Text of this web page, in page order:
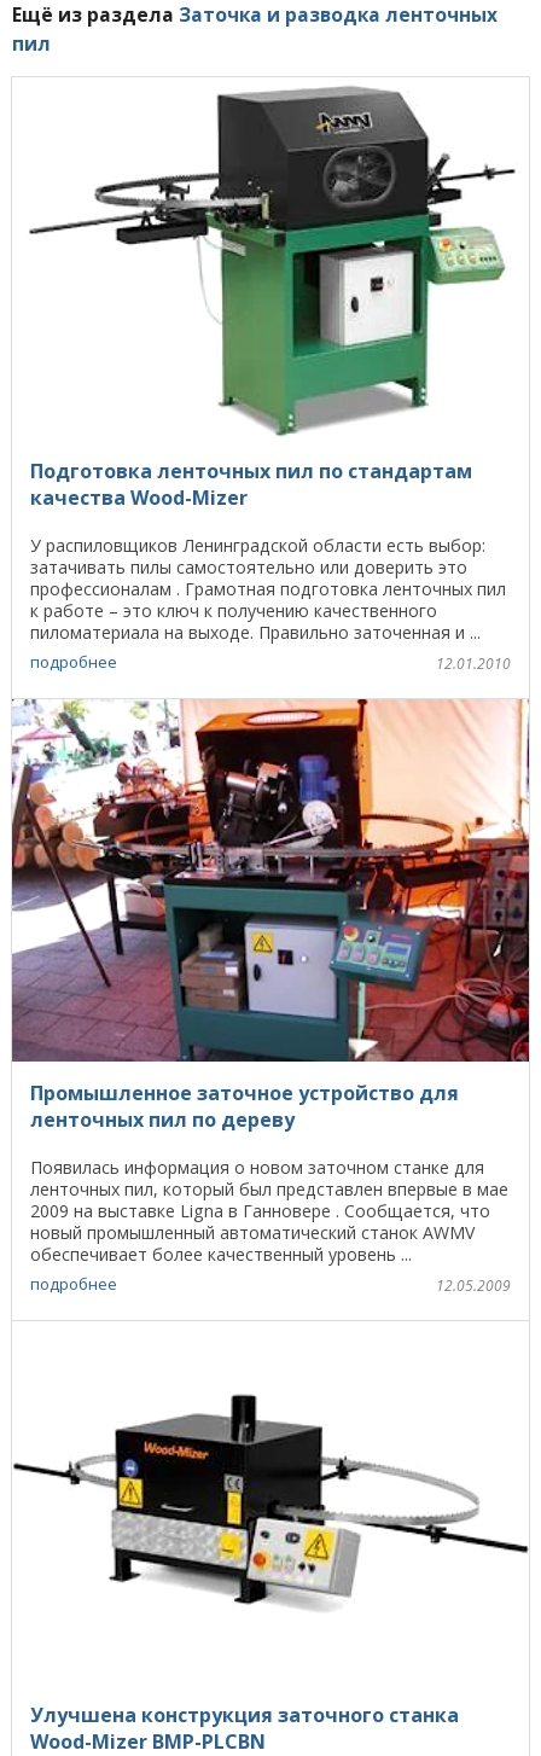
Ещё из раздела Заточка и разводка ленточных
пил
Подготовка ленточных пил по стандартам
качества Wood-Mizer
У распиловщиков Ленинградской области есть выбор:
затачивать пилы самостоятельно или доверить это
профессионалам . Грамотная подготовка ленточных пил
к работе – это ключ к получению качественного
пиломатериала на выходе. Правильно заточенная и ...
подробнее 12.01.2010
Промышленное заточное устройство для
ленточных пил по дереву
Появилась информация о новом заточном станке для
ленточных пил, который был представлен впервые в мае
2009 на выставке Ligna в Ганновере . Сообщается, что
новый промышленный автоматический станок AWMV
обеспечивает более качественный уровень ...
подробнее 12.05.2009
Улучшена конструкция заточного станка
Wood-Mizer BMP-PLCBN